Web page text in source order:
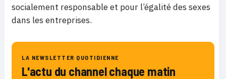
socialement responsable et pour l’égalité des sexes
dans les entreprises.
LA NEWSLETTER QUOTIDIENNE
L'actu du channel chaque matin